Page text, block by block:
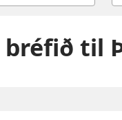
bréfið til